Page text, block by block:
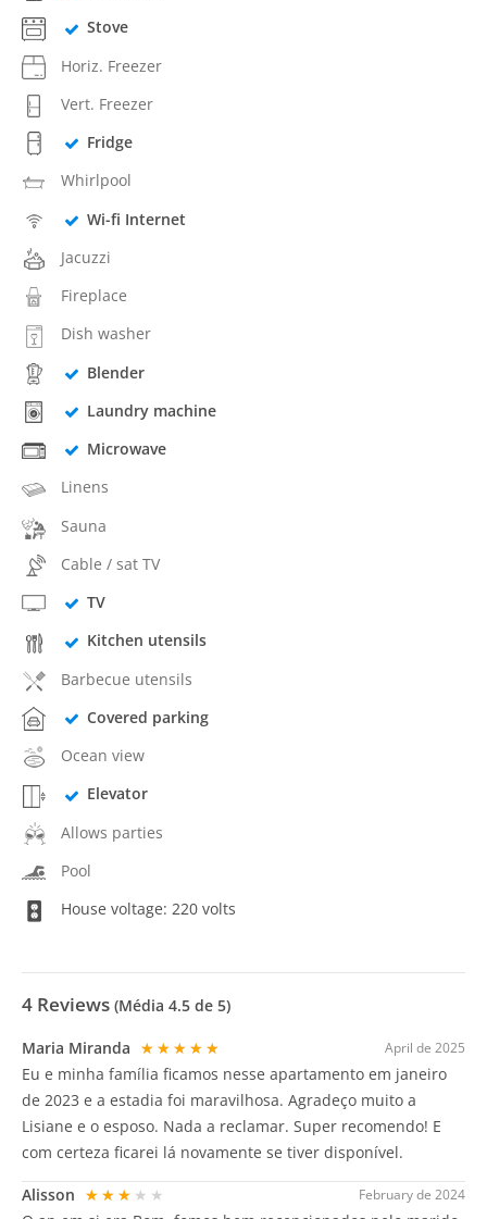
Stove
Horiz. Freezer
Vert. Freezer
Fridge
Whirlpool
Wi-fi Internet
Jacuzzi
Fireplace
Dish washer
Blender
Laundry machine
Microwave
Linens
Sauna
Cable / sat TV
TV
Kitchen utensils
Barbecue utensils
Covered parking
Ocean view
Elevator
Allows parties
Pool
House voltage: 220 volts
4 Reviews (Média 4.5 de 5)
April de 2025
Maria Miranda ★★★★★
Eu e minha família ficamos nesse apartamento em janeiro
de 2023 e a estadia foi maravilhosa. Agradeço muito a
Lisiane e o esposo. Nada a reclamar. Super recomendo! E
com certeza ficarei lá novamente se tiver disponível.
February de 2024
Alisson ★★★★★